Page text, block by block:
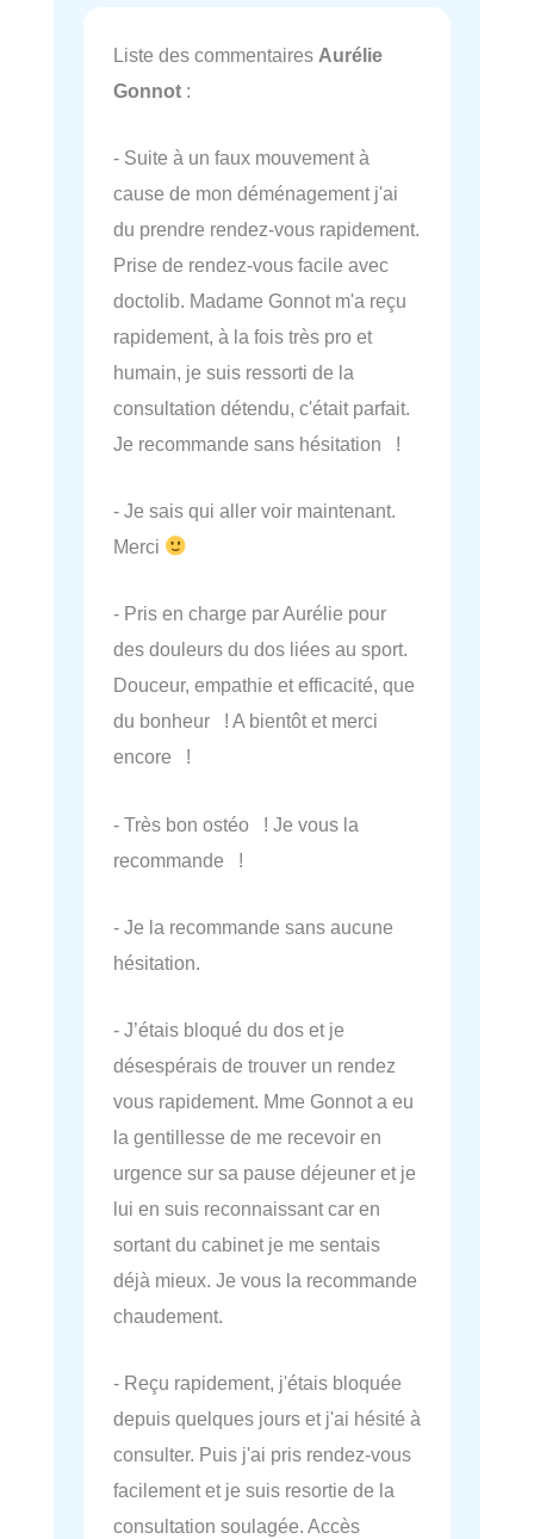
Liste des commentaires Aurélie
Gonnot :
- Suite à un faux mouvement à
cause de mon déménagement j'ai
du prendre rendez-vous rapidement.
Prise de rendez-vous facile avec
doctolib. Madame Gonnot m'a reçu
rapidement, à la fois très pro et
humain, je suis ressorti de la
consultation détendu, c'était parfait.
Je recommande sans hésitation !
- Je sais qui aller voir maintenant.
Merci
- Pris en charge par Aurélie pour
des douleurs du dos liées au sport.
Douceur, empathie et efficacité, que
du bonheur ! A bientôt et merci
encore !
- Très bon ostéo ! Je vous la
recommande !
- Je la recommande sans aucune
hésitation.
- J’étais bloqué du dos et je
désespérais de trouver un rendez
vous rapidement. Mme Gonnot a eu
la gentillesse de me recevoir en
urgence sur sa pause déjeuner et je
lui en suis reconnaissant car en
sortant du cabinet je me sentais
déjà mieux. Je vous la recommande
chaudement.
- Reçu rapidement, j'étais bloquée
depuis quelques jours et j'ai hésité à
consulter. Puis j'ai pris rendez-vous
facilement et je suis resortie de la
consultation soulagée. Accès